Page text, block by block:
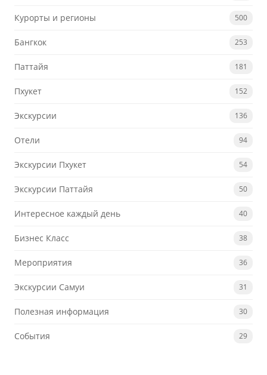
Курорты и регионы 500
Бангкок 253
Паттайя 181
Пхукет 152
Экскурсии 136
Отели 94
Экскурсии Пхукет 54
Экскурсии Паттайя 50
Интересное каждый день 40
Бизнес Класс 38
Мероприятия 36
Экскурсии Самуи 31
Полезная информация 30
События 29